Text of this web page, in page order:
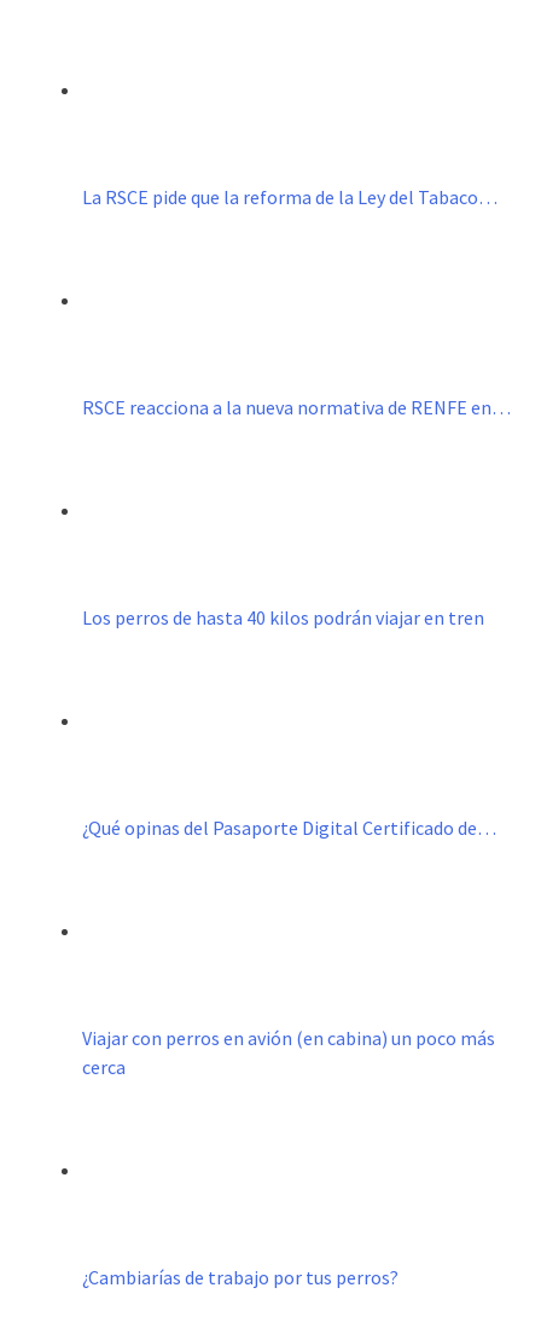
La RSCE pide que la reforma de la Ley del Tabaco…
RSCE reacciona a la nueva normativa de RENFE en…
Los perros de hasta 40 kilos podrán viajar en tren
¿Qué opinas del Pasaporte Digital Certificado de…
Viajar con perros en avión (en cabina) un poco más
cerca
¿Cambiarías de trabajo por tus perros?